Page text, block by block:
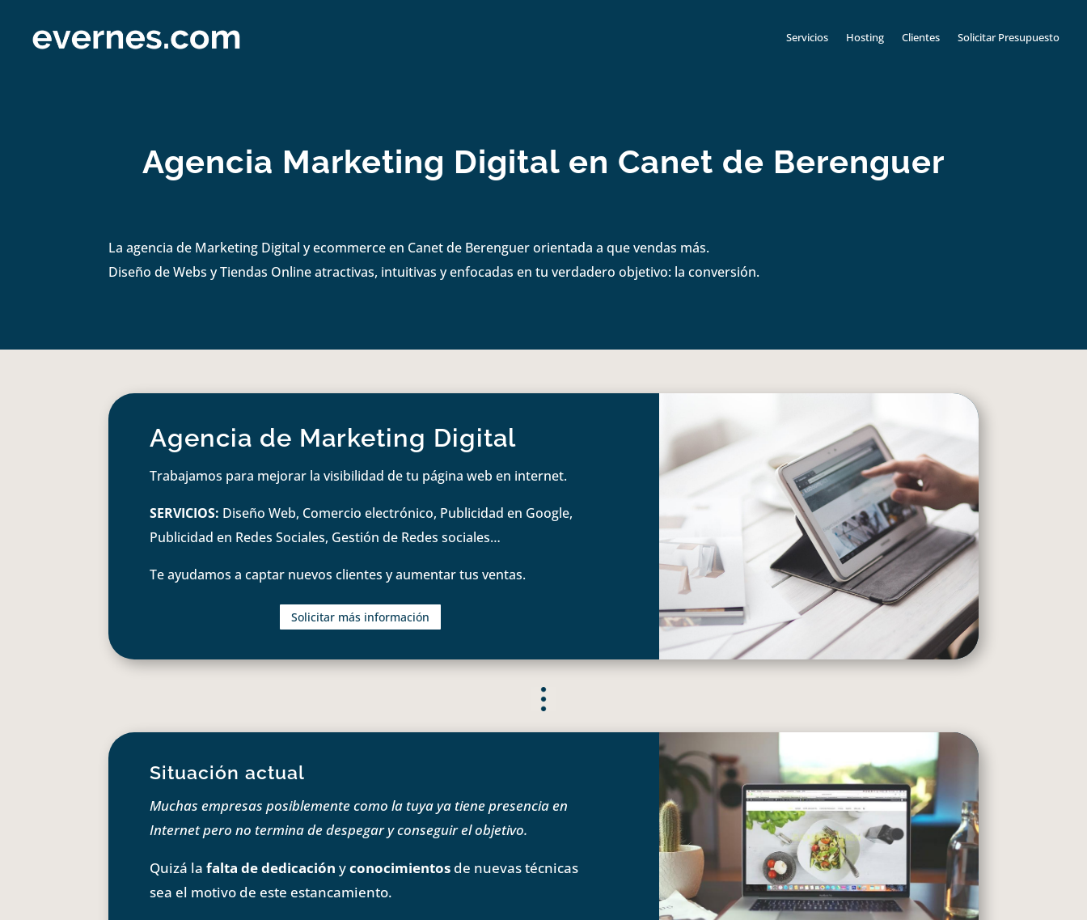
Servicios Hosting Clientes Solicitar Presupuesto
Agencia Marketing Digital en Canet de Berenguer
La agencia de Marketing Digital y ecommerce en Canet de Berenguer orientada a que vendas más.
Diseño de Webs y Tiendas Online atractivas, intuitivas y enfocadas en tu verdadero objetivo: la conversión.
Agencia de Marketing Digital
Trabajamos para mejorar la visibilidad de tu página web en internet.
SERVICIOS: Diseño Web, Comercio electrónico, Publicidad en Google,
Publicidad en Redes Sociales, Gestión de Redes sociales…
Te ayudamos a captar nuevos clientes y aumentar tus ventas.
Solicitar más información
Situación actual
Muchas empresas posiblemente como la tuya ya tiene presencia en
Internet pero no termina de despegar y conseguir el objetivo.
Quizá lafalta de dedicación yconocimientos de nuevas técnicas
sea el motivo de este estancamiento.